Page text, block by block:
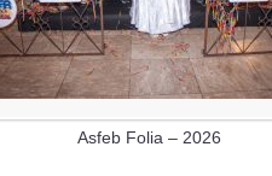
Asfeb Folia – 2026